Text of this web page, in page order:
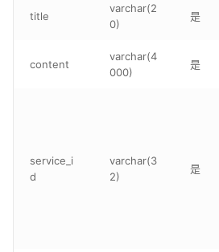
title
varchar(2
0)
是
content
varchar(4
000)
是
service_i
d
varchar(3
2)
是